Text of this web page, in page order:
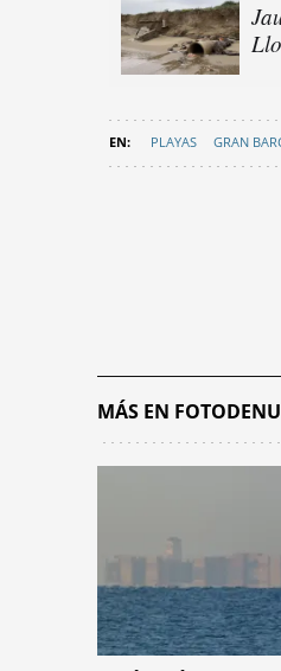
PLAYAS GRAN
MÁS EN